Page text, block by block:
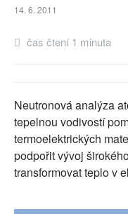
NEJČTENĚJŠÍ ZA 7 DNÍ
AUTOŘI
SOCIÁLNÍ SÍTĚ
RUBRIKY
PLNÁ VERZE STRÁNEK
14. 6. 2011
čas čtení 1 minuta
Neutronová analýza
tepelnou vodivostí
termoelektrických
podpořit vývoj
transformovat teplo v